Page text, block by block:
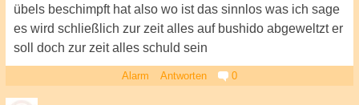
übels beschimpft hat also wo ist das sinnlos was ich sage
es wird schließlich zur zeit alles auf bushido abgeweltzt er
soll doch zur zeit alles schuld sein
Alarm Antworten 0